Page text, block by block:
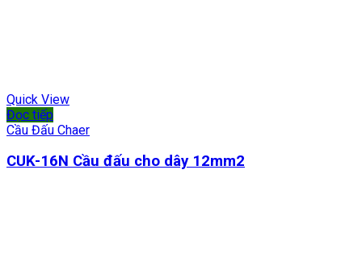
Quick View
Đọc tiếp
Cầu Đấu Chaer
CUK-16N Cầu đấu cho dây 12mm2